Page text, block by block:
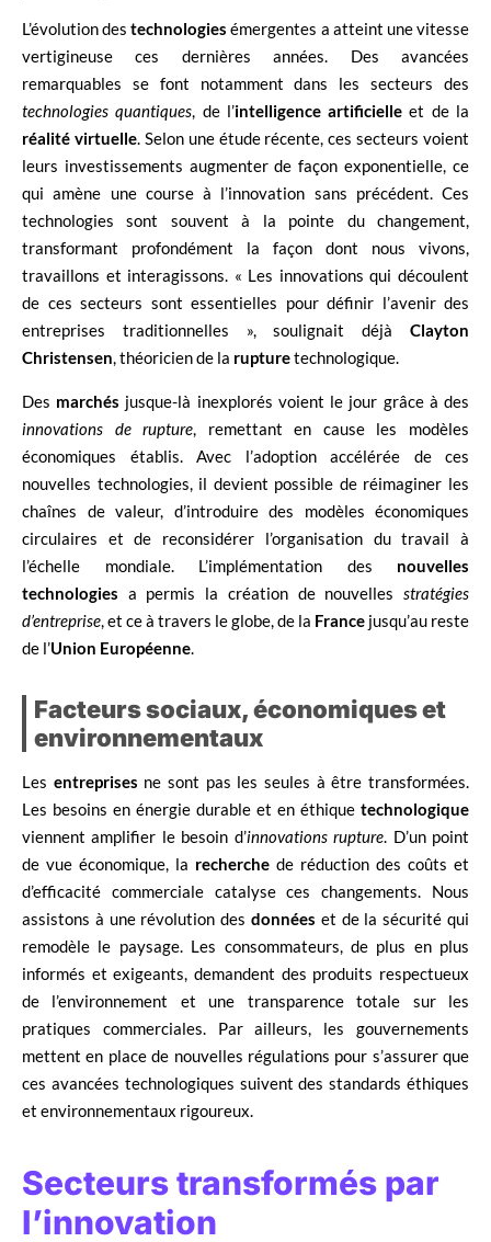
L’évolution destechnologies émergentes a atteint une vitesse
vertigineuse ces dernières années. Des avancées
remarquables se font notamment dans les secteurs des
technologies quantiques , de l’intelligence artificielle et de la
réalité virtuelle. Selon une étude récente, ces secteurs voient
leurs investissements augmenter de façon exponentielle, ce
qui amène une course à l’innovation sans précédent. Ces
technologies sont souvent à la pointe du changement,
transformant profondément la façon dont nous vivons,
travaillons et interagissons. « Les innovations qui découlent
de ces secteurs sont essentielles pour définir l’avenir des
entreprises traditionnelles », soulignait déjà Clayton
Christensen , théoricien de la rupturetechnologique.
Des marchés jusque-là inexplorés voient le jour grâce à des
innovations de rupture , remettant en cause les modèles
économiques établis. Avec l’adoption accélérée de ces
nouvelles technologies, il devient possible de réimaginer les
chaînes de valeur, d’introduire des modèles économiques
circulaires et de reconsidérer l’organisation du travail à
l’échelle mondiale. L’implémentation des nouvelles
technologies a permis la création de nouvelles stratégies
d’entreprise , et ce à travers le globe, de la France jusqu’au reste
de l’Union Européenne
Facteurs sociaux, économiques et
environnementaux
Les entreprises ne sont pas les seules à être transformées.
Les besoins en énergie durable et en éthique technologique
viennent amplifier le besoin d’innovations rupture . D’un point
de vue économique, la recherche de réduction des coûts et
d’efficacité commerciale catalyse ces changements. Nous
assistons à une révolution des données et de la sécurité qui
remodèle le paysage. Les consommateurs, de plus en plus
informés et exigeants, demandent des produits respectueux
de l’environnement et une transparence totale sur les
pratiques commerciales. Par ailleurs, les gouvernements
mettent en place de nouvelles régulations pour s’assurer que
ces avancées technologiques suivent des standards éthiques
et environnementaux rigoureux.
Secteurs transformés par
l’innovation